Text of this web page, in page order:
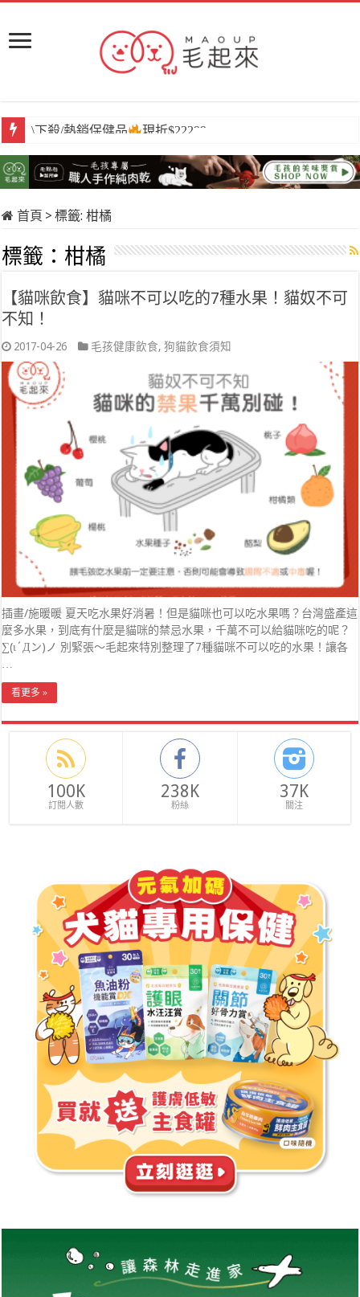
\必囤/阿姆好棒棒 12入組$399
首頁 > 標籤:柑橘
標籤： 柑橘
【貓咪飲食】貓咪不可以吃的7種水果！貓奴不可
不知！
2017-04-26 毛孩健康飲食,狗貓飲食須知
插畫/施暖暖 夏天吃水果好消暑！但是貓咪也可以吃水果嗎？台灣盛產這
麼多水果，到底有什麼是貓咪的禁忌水果，千萬不可以給貓咪吃的呢？
∑(ι´Дン)ノ 別緊張～毛起來特別整理了7種貓咪不可以吃的水果！讓各
看更多 »
100K
訂閱人數
238K
粉絲
37K
關注